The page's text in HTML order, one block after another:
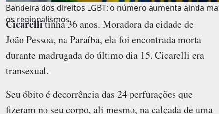
Bandeira dos direitos LGBT: o número aumenta ainda
os regionalismos
Cicarellitinha 36 anos. Moradora da cidade de
João Pessoa, na Paraíba, ela foi encontrada morta
durante madrugada do último dia 15. Cicarelli era
transexual.
Seu óbito é decorrência das 24 perfurações que
fizeram no seu corpo, ali mesmo, na calçada de uma